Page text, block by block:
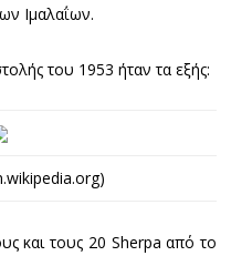
Ιμαλαΐων.
του 1953 ήταν τα εξής:
και τους 20 Sherpa από το